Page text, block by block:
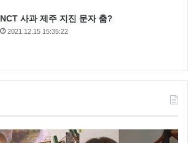
NCT 사과 제주 지진 문자 춤?
2021.12.15 15:35:22